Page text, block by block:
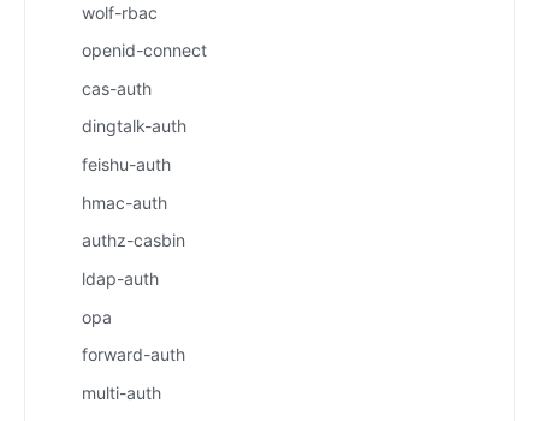
wolf-rbac
openid-connect
cas-auth
dingtalk-auth
feishu-auth
hmac-auth
authz-casbin
ldap-auth
opa
forward-auth
multi-auth